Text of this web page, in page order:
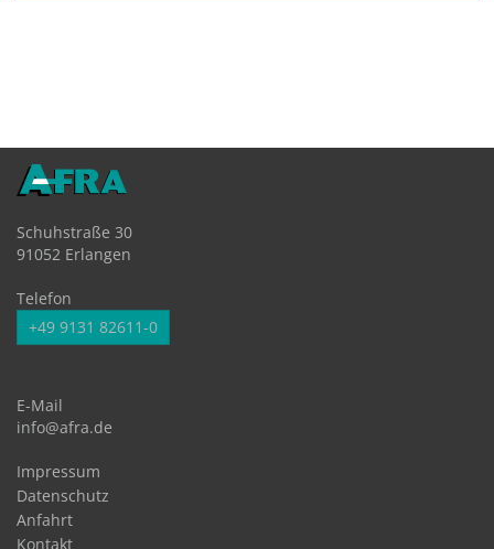
Schuhstraße 30
91052 Erlangen
Telefon
+49 9131 82611-0
E-Mail
info@afra.de
Impressum
Datenschutz
Anfahrt
Kontakt